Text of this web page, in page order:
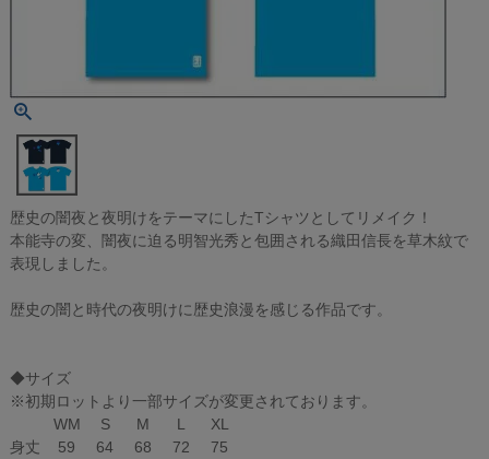
歴史の闇夜と夜明けをテーマにしたTシャツとしてリメイク！
本能寺の変、闇夜に迫る明智光秀と包囲される織田信長を草木紋で
表現しました。
歴史の闇と時代の夜明けに歴史浪漫を感じる作品です。
◆サイズ
※初期ロットより一部サイズが変更されております。
WM
S M L
XL
身丈
59 64 68 72
75